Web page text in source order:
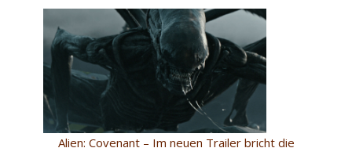
Alien: Covenant – Im neuen Trailer bricht die